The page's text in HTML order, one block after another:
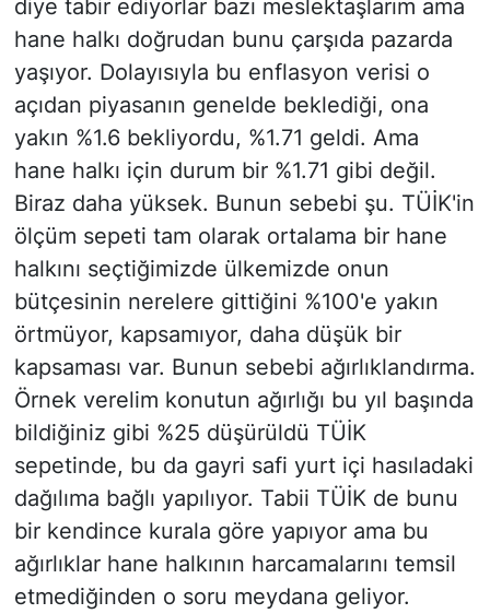
diye tabir ediyorlar bazı meslektaşlarım ama
hane halkı doğrudan bunu çarşıda pazarda
yaşıyor. Dolayısıyla bu enflasyon verisi o
açıdan piyasanın genelde beklediği, ona
yakın %1.6 bekliyordu, %1.71 geldi. Ama
hane halkı için durum bir %1.71 gibi değil.
Biraz daha yüksek. Bunun sebebi şu. TÜİK'in
ölçüm sepeti tam olarak ortalama bir hane
halkını seçtiğimizde ülkemizde onun
bütçesinin nerelere gittiğini %100'e yakın
örtmüyor, kapsamıyor, daha düşük bir
kapsaması var. Bunun sebebi ağırlıklandırma.
Örnek verelim konutun ağırlığı bu yıl başında
bildiğiniz gibi %25 düşürüldü TÜİK
sepetinde, bu da gayri safi yurt içi hasıladaki
dağılıma bağlı yapılıyor. Tabii TÜİK de bunu
bir kendince kurala göre yapıyor ama bu
ağırlıklar hane halkının harcamalarını temsil
etmediğinden o soru meydana geliyor.